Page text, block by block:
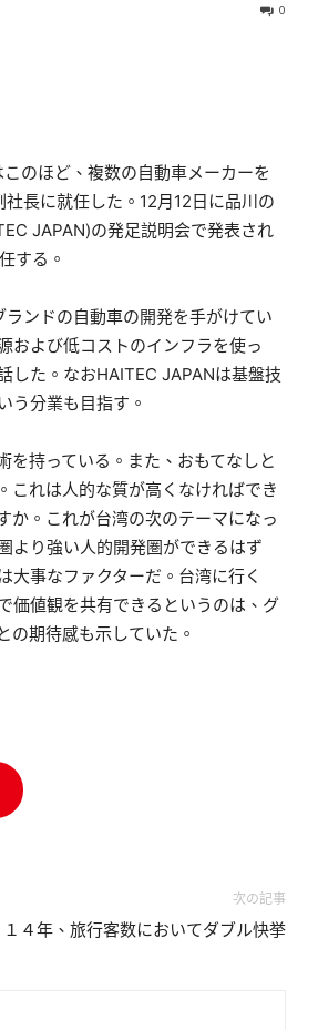
0
のほど、複数の自動車メーカーを
長に就任した。12月12日に品川の
JAPAN)の発足説明会で発表され
する。
ンドの自動車の開発を手がけてい
および低コストのインフラを使っ
した。なおHAITEC JAPANは基盤技
う分業も目指す。
を持っている。また、おもてなしと
これは人的な質が高くなければでき
か。これが台湾の次のテーマになっ
より強い人的開発圏ができるはず
大事なファクターだ。台湾に行く
価値観を共有できるというのは、グ
の期待感も示していた。
次の記事
１４年、旅行客数においてダブル快挙